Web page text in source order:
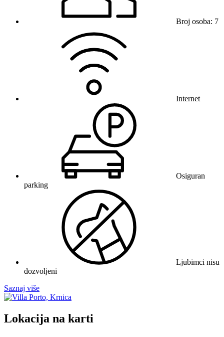
Broj osoba: 7
Internet
Osiguran
parking
Ljubimci nisu
dozvoljeni
Saznaj više
Lokacija na karti